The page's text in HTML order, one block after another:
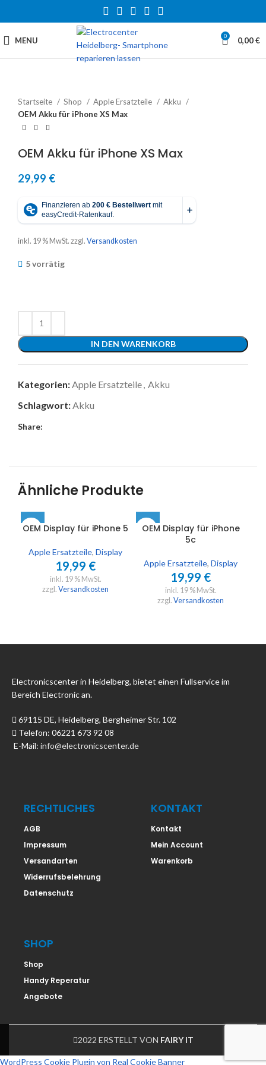
MENU 0 0,00€
Startseite Shop Apple Ersatzteile
Akku
OEM Akku für iPhone XS Max
OEM Akku für iPhone XS Max
29,99 €
inkl. 19 % MwSt. zzgl. Versandkosten
5 vorrätig
IN DEN WARENKORB
Kategorien: Apple Ersatzteile Akku
Schlagwort: Akku
Share:
Ähnliche Produkte
OEM Display für iPhone 5
Apple Ersatzteile, Display
19,99 €
inkl. 19 % MwSt.
zzgl. Versandkosten
OEM Display für iPhone
5c
Apple Ersatzteile, Display
19,99 €
inkl. 19 % MwSt.
zzgl. Versandkosten
Electronicscenter in Heidelberg, bietet einen Fullservice im
Bereich Electronic an.
69115 DE, Heidelberg, Bergheimer Str. 102
Telefon: 06221 673 92 08
E-Mail:info@electronicscenter.de
RECHTLICHES
AGB
Impressum
Versandarten
Widerrufsbelehrung
Datenschutz
KONTAKT
Kontakt
Mein Account
Warenkorb
SHOP
Shop
Handy Reperatur
Angebote
2022 ERSTELLT VON FAIRY IT
WordPress Cookie Plugin von Real Cookie Banner